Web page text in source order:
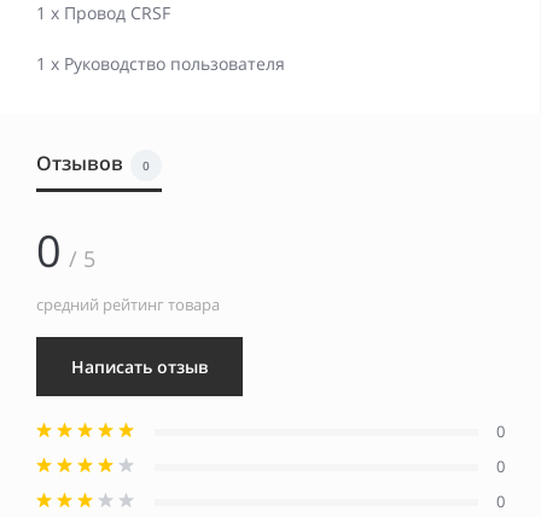
1 x Провод CRSF
1 x Руководство пользователя
Отзывов 0
0 / 5
средний рейтинг товара
Написать отзыв
0
0
0